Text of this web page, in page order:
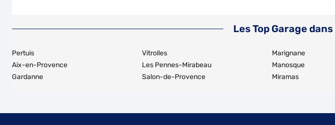
GARAGE HERNANDEZ THIERRY
61 Avenue Joseph Garnier
Les Top Garage
Pertuis
Aix-en-Provence
Gardanne
Vitrolles
Les Pennes-Mirabeau
Salon-de-Provence
Marignane
Manosque
Miramas